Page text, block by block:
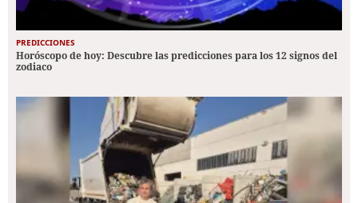
PREDICCIONES
Horóscopo de hoy: Descubre las predicciones para los 12 signos del
zodiaco